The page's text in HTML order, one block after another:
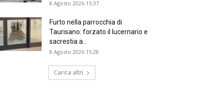
8 Agosto 2026 15:37
Furto nella parrocchia di
Taurisano: forzato il lucernario e
sacrestia a...
8 Agosto 2026 15:28
Carica altri